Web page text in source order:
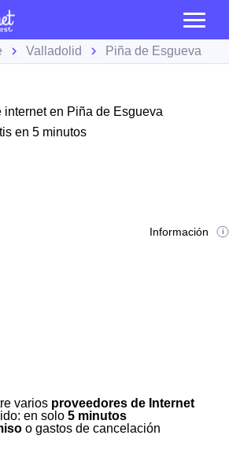
Valladolid Piña de Esgueva
en Piña de Esgueva
en 5 minutos
Información
varios proveedores de Internet
en solo 5 minutos
o gastos de cancelación